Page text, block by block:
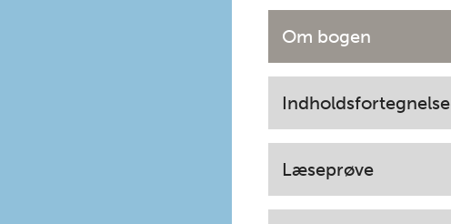
Om bogen
Indholdsfortegnelse
Læseprøve